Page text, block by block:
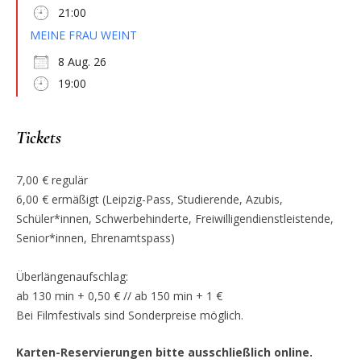
21:00
MEINE FRAU WEINT
8 Aug. 26
19:00
Tickets
7,00 € regulär
6,00 € ermäßigt (Leipzig-Pass, Studierende, Azubis,
Schüler*innen, Schwerbehinderte, Freiwilligendienstleistende,
Senior*innen, Ehrenamtspass)
Überlängenaufschlag:
ab 130 min + 0,50 € // ab 150 min + 1 €
Bei Filmfestivals sind Sonderpreise möglich.
Karten-Reservierungen bitte ausschließlich online.